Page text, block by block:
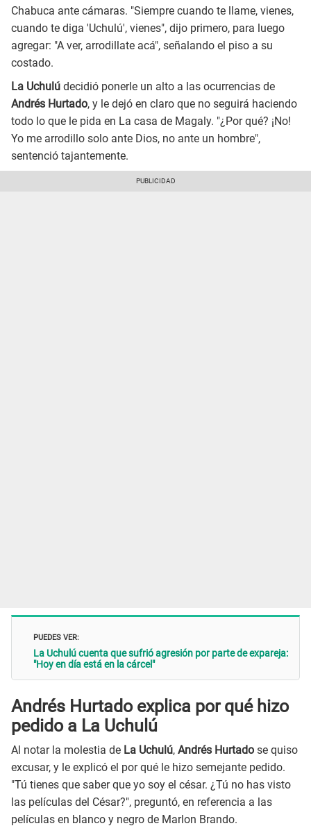
Chabuca ante cámaras. "Siempre cuando te llame, vienes,
cuando te diga 'Uchulú', vienes", dijo primero, para luego
agregar: "A ver, arrodillate acá", señalando el piso a su
costado.
La Uchulú decidió ponerle un alto a las ocurrencias de
Andrés Hurtado, y le dejó en claro que no seguirá haciendo
todo lo que le pida en La casa de Magaly. "¿Por qué? ¡No!
Yo me arrodillo solo ante Dios, no ante un hombre",
sentenció tajantemente.
PUEDES VER:
La Uchulú cuenta que sufrió agresión por parte de expareja:
"Hoy en día está en la cárcel"
Andrés Hurtado explica por qué hizo
pedido a La Uchulú
Al notar la molestia de La Uchulú, Andrés Hurtado se quiso
excusar, y le explicó el por qué le hizo semejante pedido.
"Tú tienes que saber que yo soy el césar. ¿Tú no has visto
las películas del César?", preguntó, en referencia a las
películas en blanco y negro de Marlon Brando.